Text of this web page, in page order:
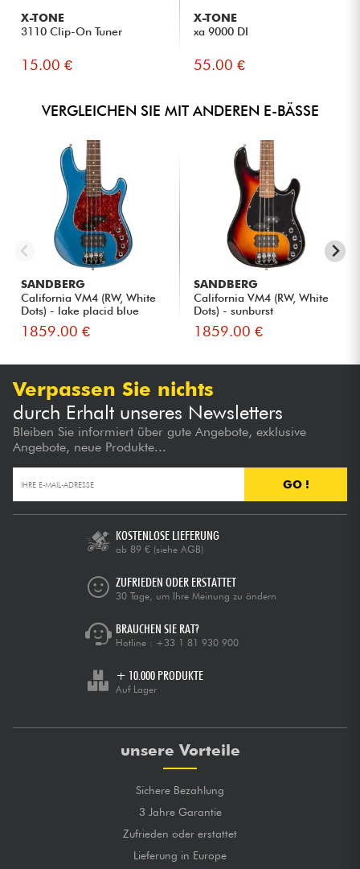
X-TONE
3110 Clip-On Tuner
15.00 €
X-TONE
xa 9000 DI
55.00 €
VERGLEICHEN SIE MIT ANDEREN E-BÄSSE
SANDBERG
California VM4 (RW, White
Dots) - lake placid blue
1859.00 €
SANDBERG
California VM4 (RW, White
Dots) - sunburst
1859.00 €
Verpassen Sie nichts
durch Erhalt unseres Newsletters
Bleiben Sie informiert über gute Angebote, exklusive
Angebote, neue Produkte...
GO !
KOSTENLOSE LIEFERUNG
ab 89 € (siehe AGB)
ZUFRIEDEN ODER ERSTATTET
30 Tage, um Ihre Meinung zu ändern
BRAUCHEN SIE RAT?
Hotline : +33 1 81 930 900
+ 10.000 PRODUKTE
Auf Lager
unsere Vorteile
Sichere Bezahlung
3 Jahre Garantie
Zufrieden oder erstattet
Lieferung in Europe